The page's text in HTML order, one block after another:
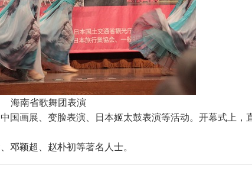
海南省歌舞团表演
国画展、变脸表演、日本姬太鼓表演等活动。开幕式上，
邓颖超、赵朴初等著名人士。